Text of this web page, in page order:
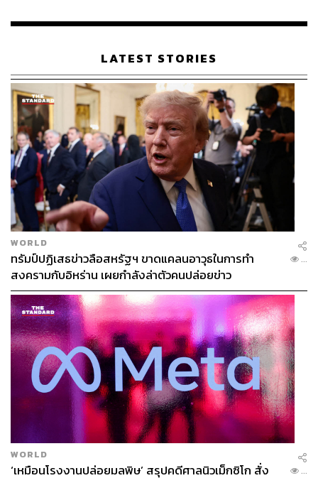
เรือนไทยที่ถูกซุกไว้
LATEST STORIES
WORLD
ทรัมป์ปฏิเสธข่าวลือสหรัฐฯ ขาดแคลนอาวุธในการทำ
สงครามกับอิหร่าน เผยกำลังล่าตัวคนปล่อยข่าว
...
WORLD
‘เหมือนโรงงานปล่อยมลพิษ’ สรุปคดีศาลนิวเม็กซิโก สั่ง
...